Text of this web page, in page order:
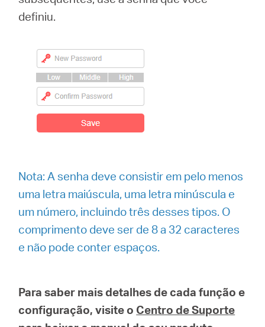
definiu.
Nota: A senha deve consistir em pelo menos
uma letra maiúscula, uma letra minúscula e
um número, incluindo três desses tipos. O
comprimento deve ser de 8 a 32 caracteres
e não pode conter espaços.
Para saber mais detalhes de cada função e
configuração, visite o Centro de Suporte